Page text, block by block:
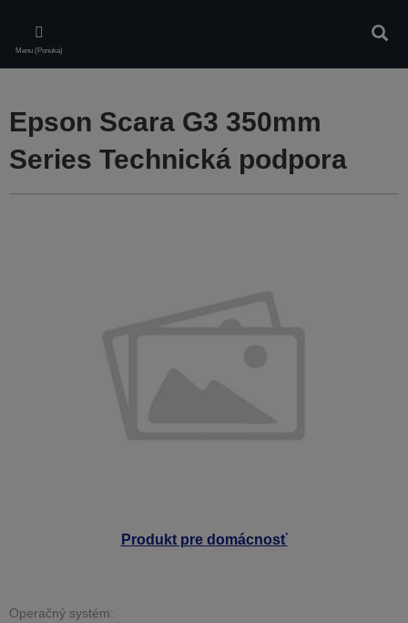
main
content
Menu (Ponuka)
Produkt pre domácnosť
Epson Scara G3 350mm
Series Technická podpora
Operačný systém: